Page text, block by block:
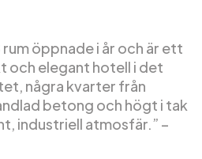
rum öppnade i år och är ett
och elegant hotell i det
några kvarter från
betong och högt i tak
industriell atmosfär.” –